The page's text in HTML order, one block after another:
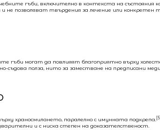
гъби, включително в контекста на
и не позволяват твърдения за лечение или
гъби могат да повлияят благоприятно върху
съдова полза, нито за заместване на
храносмилането, паралелно с имунната подкрепа.
и с ниска степен на доказателственост.